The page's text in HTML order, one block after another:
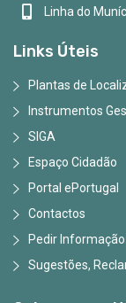
Linha do
Links Úteis
Plantas de
Instrumentos
SIGA
Espaço Cidadão
Portal ePortugal
Contactos
Pedir Informação
Sugestões,